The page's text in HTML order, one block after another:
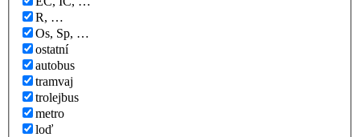
R, …
Os, Sp, …
ostatní
autobus
tramvaj
trolejbus
metro
loď